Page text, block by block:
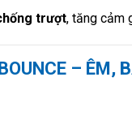
trượt, tăng cảm
– ÊM,